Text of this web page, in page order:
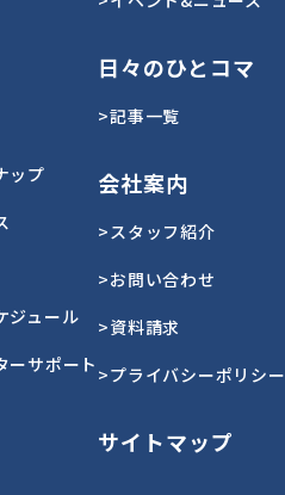
ップ
ジュール
ーサポート
日々のひとコマ
>記事一覧
会社案内
>スタッフ紹介
>お問い合わせ
>資料請求
>プライバシーポリシー
サイトマップ